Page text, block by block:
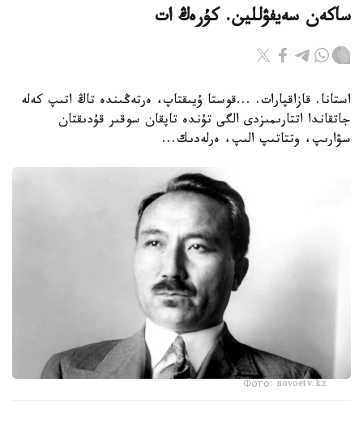
ساكەن سەيفۋللين. كۇرەڭ ات
استانا. قازاقپارات. ...قوستا ۇيىقتاپ، ەرتەڭىندە تاڭ اتىپ كەلە
جاتقاندا اتتارىمىزدى الگى تۇندە تاپقان سوقىر قۇدىقتان
سۋارىپ، وتتاتىپ الىپ، ەرلەدىك...
Фото: novoetv.kz